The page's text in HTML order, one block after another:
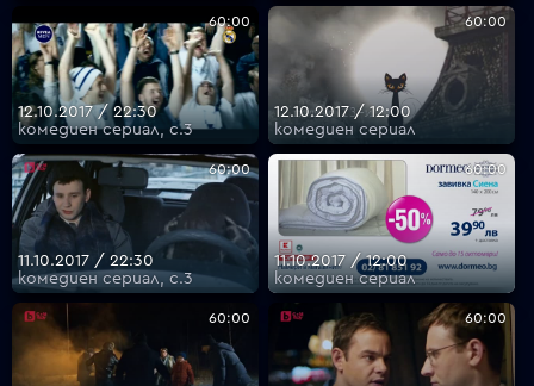
60:00
12.10.2017 / 22:30
комедиен сериал, с.3
60:00
12.10.2017 / 12:00
комедиен сериал
60:00
11.10.2017 / 22:30
комедиен сериал, с.3
60:00
11.10.2017 / 12:00
комедиен сериал
60:00 60:00